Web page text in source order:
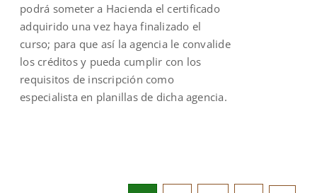
podrá someter a Hacienda el certificado
adquirido una vez haya finalizado el
curso; para que así la agencia le convalide
los créditos y pueda cumplir con los
requisitos de inscripción como
especialista en planillas de dicha agencia.